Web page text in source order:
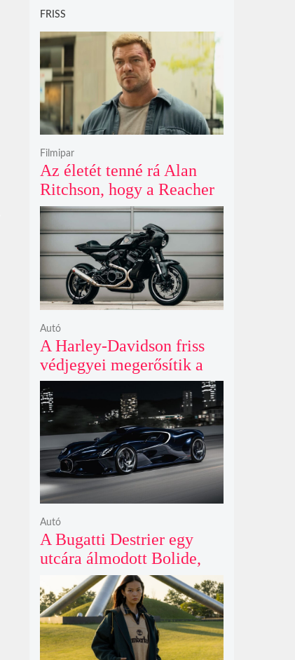
FRISS
Az életét tenné rá Alan
Ritchson, hogy a Reacher
negyedik évada mindent
felülmúl
Filmipar
A Harley-Davidson friss
védjegyei megerősítik a
lenyűgöző café racer és
flat tracker szériagyártását
Autó
A Bugatti Destrier egy
utcára álmodott Bolide,
ami a pályaautók
brutalitását öltözteti
egyedi karosszériába
Autó